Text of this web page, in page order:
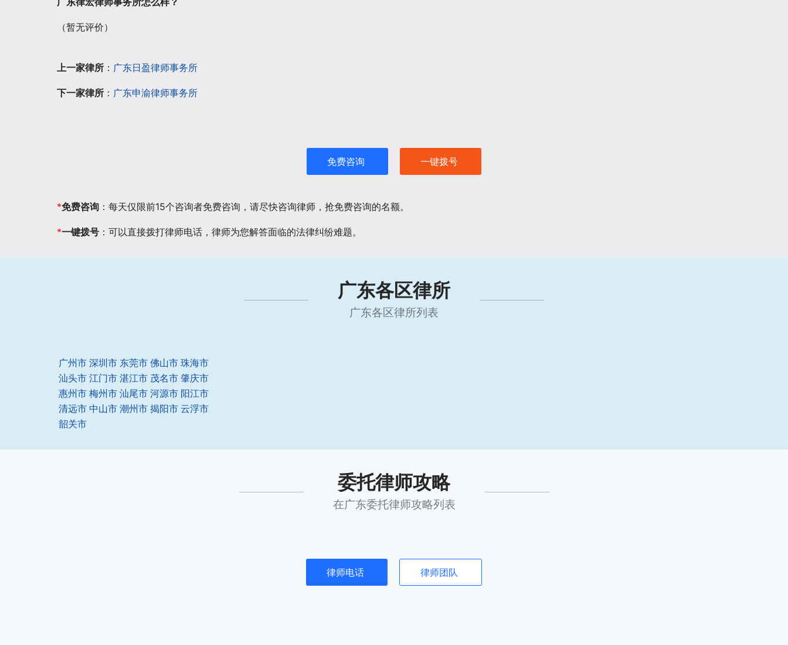
（暂无评价）
上一家律所 ： 广东日盈律师事务所
下一家律所 ： 广东申渝律师事务所
免费咨询 一键拨号
*免费咨询 ：每天仅限前15个咨询者免费咨询，请尽快咨询律师，抢免费咨询的名额。
*一键拨号 ：可以直接拨打律师电话，律师为您解答面临的法律纠纷难题。
广东各区律所
广东各区律所列表
广州市 深圳市 东莞市 佛山市 珠海市
汕头市 江门市 湛江市 茂名市 肇庆市
惠州市 梅州市 汕尾市 河源市 阳江市
清远市 中山市 潮州市 揭阳市 云浮市
韶关市
委托律师攻略
在广东委托律师攻略列表
律师电话 律师团队